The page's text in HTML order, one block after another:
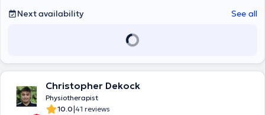
Next availability
See all
Christopher Dekock
Physiotherapist
10.0|41 reviews